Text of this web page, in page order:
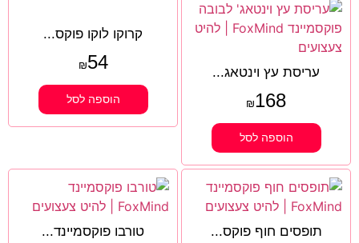
עריסת עץ וינטאג...
₪168
הוספה לסל
קרוקו לוקו פוקס...
₪54
הוספה לסל
תופסים חוף פוקס... טורבו פוקסמיינד...